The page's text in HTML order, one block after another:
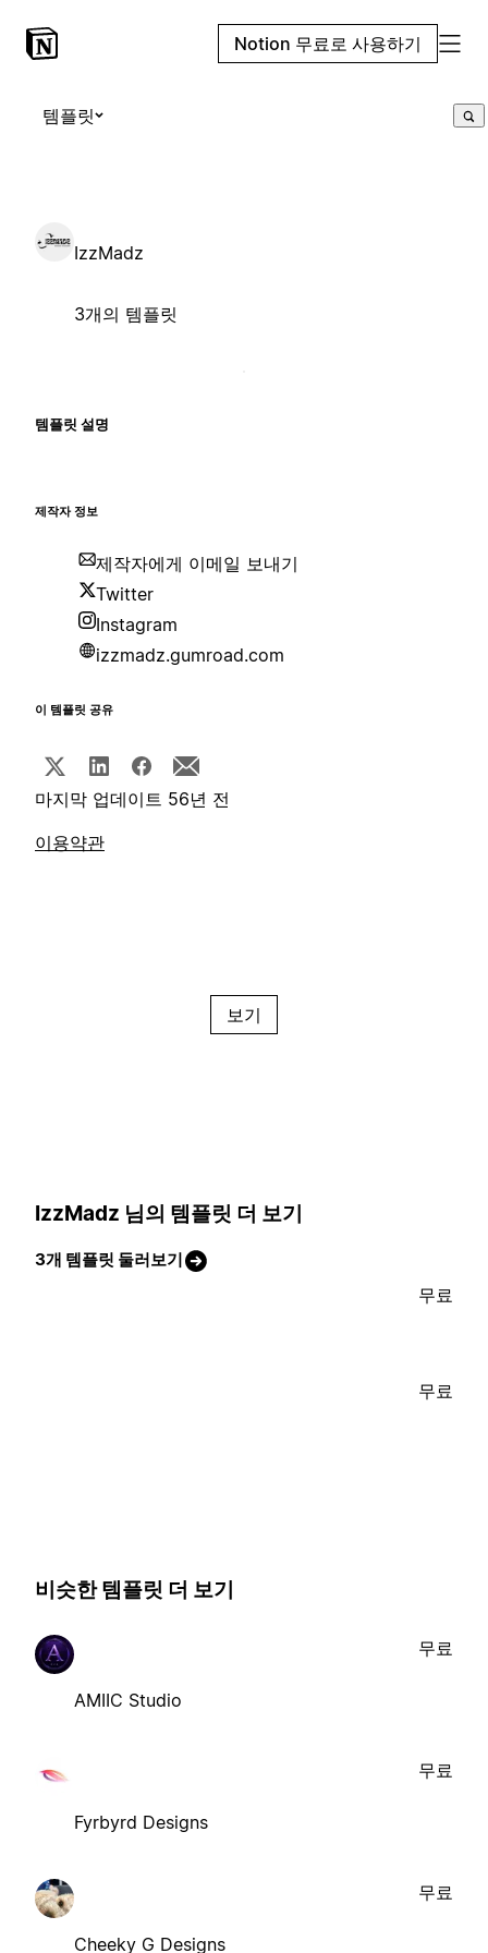
Notion 무료로 사용하기
템플릿
IzzMadz
3개의 템플릿
템플릿 설명
제작자 정보
제작자에게 이메일 보내기
Twitter
Instagram
izzmadz.gumroad.com
이 템플릿 공유
마지막 업데이트 56년 전
이용약관
보기
IzzMadz 님의 템플릿 더 보기
3개 템플릿 둘러보기
무료
무료
비슷한 템플릿 더 보기
AMIIC Studio
무료
Fyrbyrd Designs
무료
Cheeky G Designs
무료